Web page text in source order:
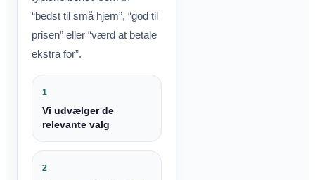
“bedst til små hjem”, “god til
prisen” eller “værd at betale
ekstra for”.
1
Vi udvælger de
relevante valg
2